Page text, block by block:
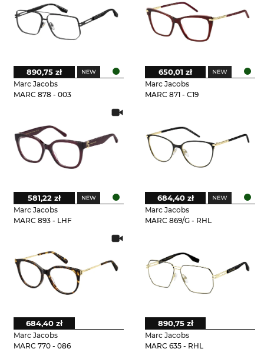
Marc Jacobs
MARC 878 - 003
890,75 zł
Marc Jacobs
MARC 871 - C19
650,01 zł
Marc Jacobs
MARC 893 - LHF
581,22 zł
Marc Jacobs
MARC 869/G - RHL
684,40 zł
Marc Jacobs
MARC 770 - 086
684,40 zł
Marc Jacobs
MARC 635 - RHL
890,75 zł